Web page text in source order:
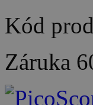
Kód
Záruka